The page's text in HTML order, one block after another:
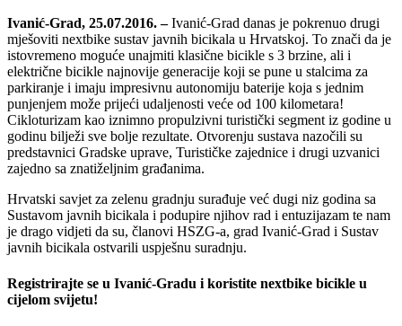
Ivanić-Grad, 25.07.2016. –Ivanić-Grad danas je pokrenuo drugi
mješoviti nextbike sustav javnih bicikala u Hrvatskoj. To znači da je
istovremeno moguće unajmiti klasične bicikle s 3 brzine, ali i
električne bicikle najnovije generacije koji se pune u stalcima za
parkiranje i imaju impresivnu autonomiju baterije koja s jednim
punjenjem može prijeći udaljenosti veće od 100 kilometara!
Cikloturizam kao iznimno propulzivni turistički segment iz godine u
godinu bilježi sve bolje rezultate. Otvorenju sustava nazočili su
predstavnici Gradske uprave, Turističke zajednice i drugi uzvanici
zajedno sa znatiželjnim građanima.
Hrvatski savjet za zelenu gradnju surađuje već dugi niz godina sa
Sustavom javnih bicikala i podupire njihov rad i entuzijazam te nam
je drago vidjeti da su, članovi HSZG-a, grad Ivanić-Grad i Sustav
javnih bicikala ostvarili uspješnu suradnju.
Registrirajte se u Ivanić-Gradu i koristite nextbike bicikle u
cijelom svijetu!